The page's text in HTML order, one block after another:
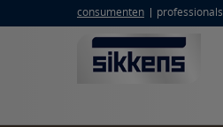
consumenten professionals